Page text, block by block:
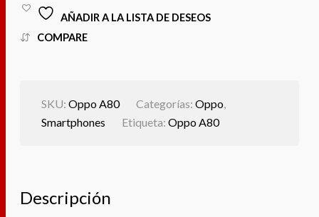
AÑADIR A LA LISTA DE DESEOS
COMPARE
SKU:Oppo A80 Categorías:Oppo,
Smartphones
Etiqueta:Oppo A80
Descripción